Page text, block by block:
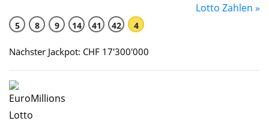
Lotto Zahlen »
5 8 9 14 41 42 4
Nächster Jackpot: CHF 17'300'000